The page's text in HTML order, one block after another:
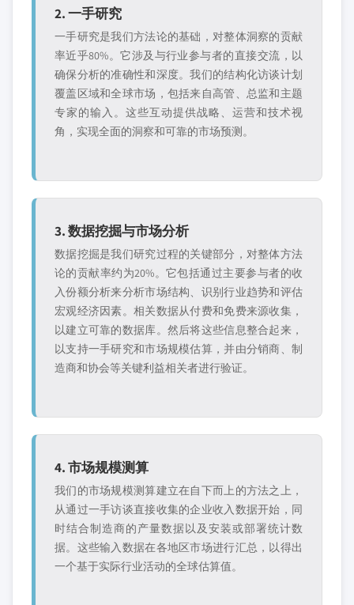
2. 一手研究
一手研究是我们方法论的基础，对整体洞察的贡献
率近乎80%。它涉及与行业参与者的直接交流，以
确保分析的准确性和深度。我们的结构化访谈计划
覆盖区域和全球市场，包括来自高管、总监和主题
专家的输入。这些互动提供战略、运营和技术视
角，实现全面的洞察和可靠的市场预测。
3. 数据挖掘与市场分析
数据挖掘是我们研究过程的关键部分，对整体方法
论的贡献率约为20%。它包括通过主要参与者的收
入份额分析来分析市场结构、识别行业趋势和评估
宏观经济因素。相关数据从付费和免费来源收集，
以建立可靠的数据库。然后将这些信息整合起来，
以支持一手研究和市场规模估算，并由分销商、制
造商和协会等关键利益相关者进行验证。
4. 市场规模测算
我们的市场规模测算建立在自下而上的方法之上，
从通过一手访谈直接收集的企业收入数据开始，同
时结合制造商的产量数据以及安装或部署统计数
据。这些输入数据在各地区市场进行汇总，以得出
一个基于实际行业活动的全球估算值。